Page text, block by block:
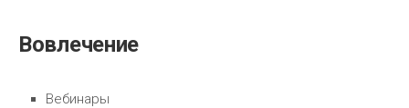
Вовлечение
Вебинары